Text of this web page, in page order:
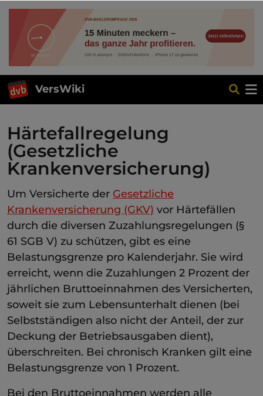
VersWiki
Härtefallregelung
(Gesetzliche
Krankenversicherung)
Um Versicherte der Gesetzliche
Krankenversicherung (GKV) vor Härtefällen
durch die diversen Zuzahlungsregelungen (§
61 SGB V) zu schützen, gibt es eine
Belastungsgrenze pro Kalenderjahr. Sie wird
erreicht, wenn die Zuzahlungen 2 Prozent der
jährlichen Bruttoeinnahmen des Versicherten,
soweit sie zum Lebensunterhalt dienen (bei
Selbstständigen also nicht der Anteil, der zur
Deckung der Betriebsausgaben dient),
überschreiten. Bei chronisch Kranken gilt eine
Belastungsgrenze von 1 Prozent.
Bei den Bruttoeinnahmen werden alle